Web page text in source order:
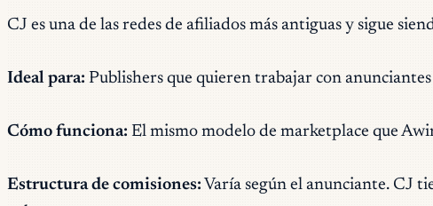
CJ es una de las redes de afiliados más antiguas y sigue
Ideal para: Publishers que quieren trabajar con
Cómo funciona: El mismo modelo de marketplace que
Estructura de comisiones: Varía según el anunciante. CJ